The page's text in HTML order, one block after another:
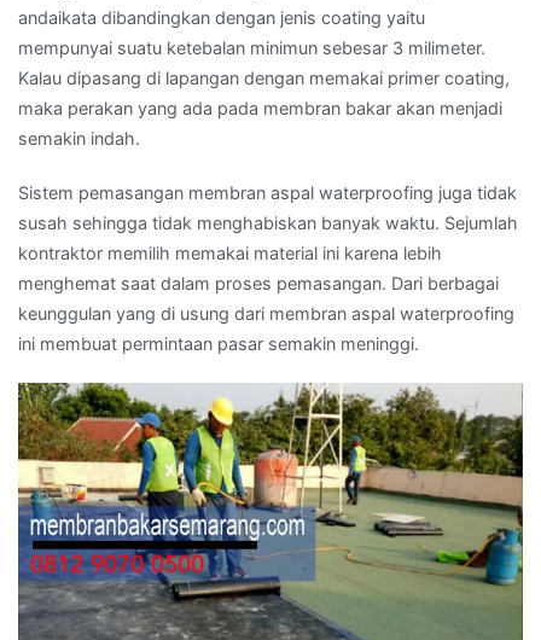
andaikata dibandingkan dengan jenis coating yaitu
mempunyai suatu ketebalan minimun sebesar 3 milimeter.
Kalau dipasang di lapangan dengan memakai primer coating,
maka perakan yang ada pada membran bakar akan menjadi
semakin indah.
Sistem pemasangan membran aspal waterproofing juga tidak
susah sehingga tidak menghabiskan banyak waktu. Sejumlah
kontraktor memilih memakai material ini karena lebih
menghemat saat dalam proses pemasangan. Dari berbagai
keunggulan yang di usung dari membran aspal waterproofing
ini membuat permintaan pasar semakin meninggi.